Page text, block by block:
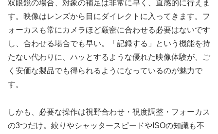
双眼鏡の場合、対象の補足は非常に早く、直感的に行えま
す。映像はレンズから目にダイレクトに入ってきます。フ
ォーカスも常にカメラほど厳密に合わせる必要はないです
し、合わせる場合でも早い。「記録する」という機能を持
たない代わりに、ハッとするような優れた映像体験が、ご
く安価な製品でも得られるようになっているのが魅力で
す。
しかも、必要な操作は視野合わせ・視度調整・フォーカス
の3つだけ。絞りやシャッタースピードやISOの知識も不